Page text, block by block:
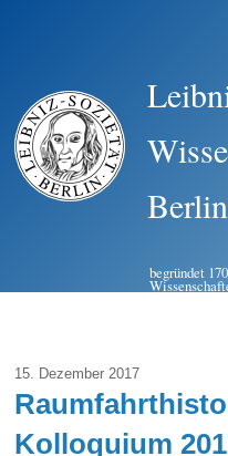
begründet
15. Dezember 2017
Kolloquium